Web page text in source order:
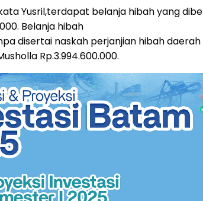
Yusril,terdapat belanja hibah yang
Belanja hibah
disertai naskah perjanjian hibah daerah
Rp.3.994.600.000.